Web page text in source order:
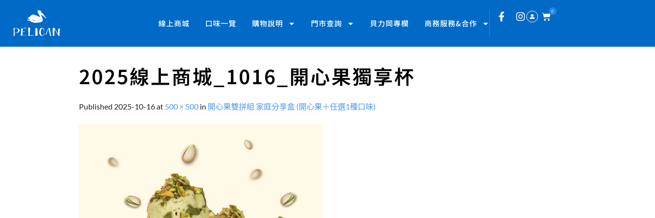
線上商城 口味一覽 購物說明 門市查詢 貝力岡專欄 商務服務&合作
0
2025線上商城_1016_開心果獨享杯
Published 2025-10-16at 500 × 500 in 開心果雙拼組 家庭分享盒 (開心果＋任選1種口味)